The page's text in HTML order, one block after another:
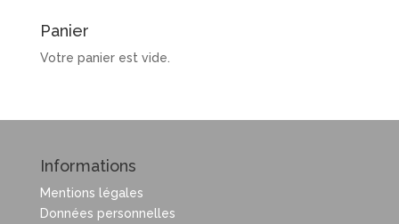
Panier
Votre panier est vide.
Informations
Mentions légales
Données personnelles